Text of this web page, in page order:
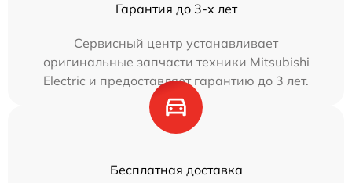
Гарантия до 3-х лет
Сервисный центр устанавливает
оригинальные запчасти техники Mitsubishi
Electric и предоставляет гарантию до 3 лет.
Бесплатная доставка